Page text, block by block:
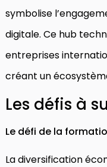
symbolise
digitale. Ce hub
entreprises
créant un
Les défis à
Le défi de la
La diversification